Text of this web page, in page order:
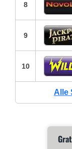
8
9
10
Alle